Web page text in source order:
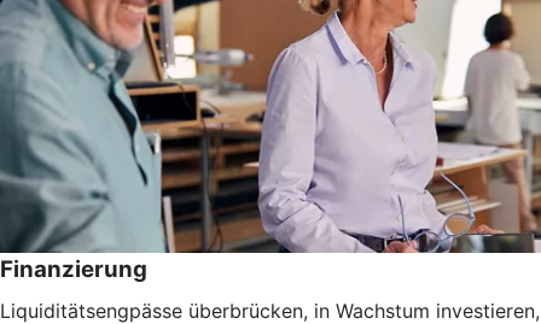
Finanzierung
Liquiditätsengpässe überbrücken, in Wachstum investieren,